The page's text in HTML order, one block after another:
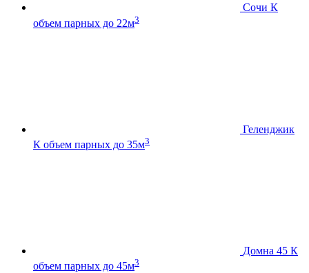
Сочи К
объем парных до 22м3
Геленджик
К объем парных до 35м3
Домна 45 К
объем парных до 45м3